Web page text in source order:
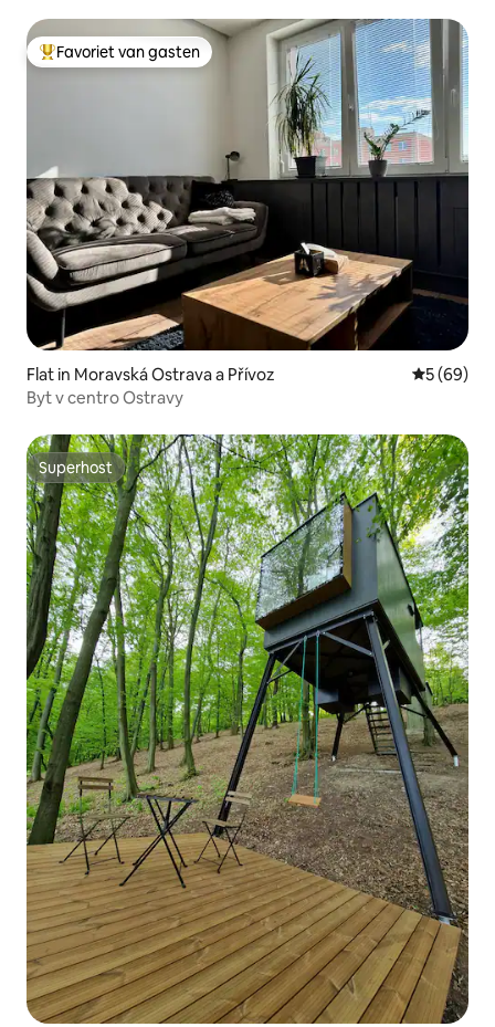
Topfavoriet van gasten
Favoriet van gasten
Flat in Moravská Ostrava a Přívoz
5 (69)
Byt v centro Ostravy
Superhost
Superhost